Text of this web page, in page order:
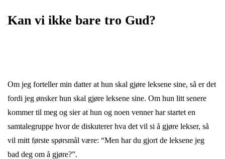
Kan vi ikke bare tro Gud?
Om jeg forteller min datter at hun skal gjøre leksene sine, så er det
fordi jeg ønsker hun skal gjøre leksene sine. Om hun litt senere
kommer til meg og sier at hun og noen venner har startet en
samtalegruppe hvor de diskuterer hva det vil si å gjøre lekser, så
vil mitt første spørsmål være: “Men har du gjort de leksene jeg
bad deg om å gjøre?”.